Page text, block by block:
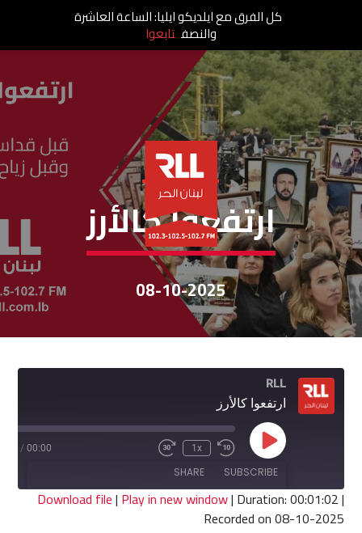
إرتفعوا كالأرز
ارتفعوا كالأرز
08-10-2025
RLL
ارتفعوا كالأرز
Play
Episode
Rewind
10
Seconds
1x
Fast
seconds
00:00
/
SUBSCRIBE
SHARE
SHARE
Download file| Play in new window| Duration: 00:01:02|
Recorded on 08-10-2025
كل الفرق مع ايلديكو ايليا: الساعة العاشرة
والنصف تابعوا